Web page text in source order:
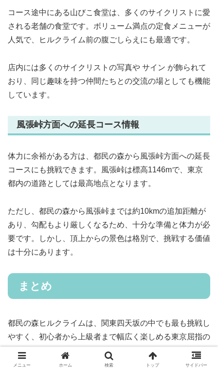
コース途中にある山びこ食堂は、多くのサイクリストに愛
される老舗の食堂です。ボリューム満点の定食メニューが
人気で、ヒルクライム前の腹ごしらえにも最適です。
店内には多くのサイクリストの写真や サイン が飾られて
おり、同じ趣味を持つ仲間たちとの交流の場としても機能
しています。
風張峠方面への延長コース情報
体力に余裕がある方は、都民の森から風張峠方面への延長
コースにも挑戦できます。風張峠は標高1146mで、東京
都内の道路としては最高地点となります。
ただし、都民の森から風張峠までは約10kmの追加距離が
あり、勾配もより厳しくなるため、十分な準備と体力が必
要です。しかし、頂上からの景色は格別で、挑戦する価値
は十分にあります。
まとめ
都民の森ヒルクライムは、関東四天坂の中でも最も挑戦し
やすく、初心者から上級者まで幅広く楽しめる東京屈指の
ヒルクライムコースです。平均勾配3%という緩やかな設
定で、無理なく完走を目指すことができます。
メニュー ホーム 検索 トップ サイドバー